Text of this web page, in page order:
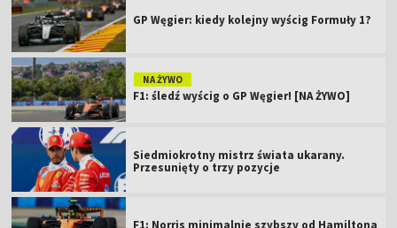
GP Węgier: kiedy kolejny wyścig Formuły 1?
NA ŻYWO
F1: śledź wyścig o GP Węgier! [NA ŻYWO]
Siedmiokrotny mistrz świata ukarany.
Przesunięty o trzy pozycje
F1: Norris minimalnie szybszy od Hamiltona